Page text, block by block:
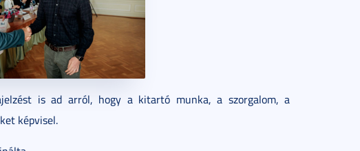
is ad arról, hogy a kitartó munka, a szorgalom, a
képvisel.